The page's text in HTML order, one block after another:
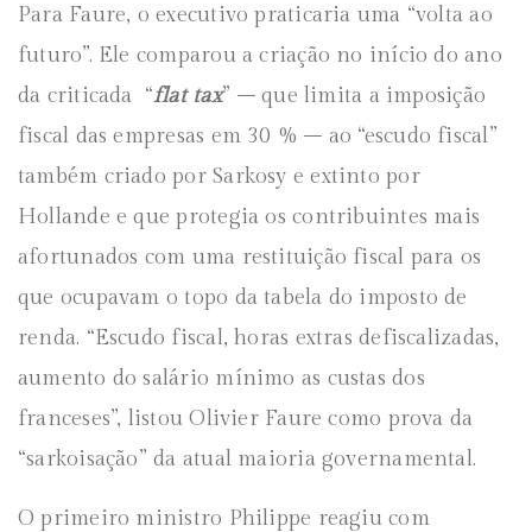
Para Faure, o executivo praticaria uma “volta ao
futuro”. Ele comparou a criação no início do ano
da criticada “flat tax” – que limita a imposição
fiscal das empresas em 30 % – ao “escudo fiscal”
também criado por Sarkosy e extinto por
Hollande e que protegia os contribuintes mais
afortunados com uma restituição fiscal para os
que ocupavam o topo da tabela do imposto de
renda. “Escudo fiscal, horas extras defiscalizadas,
aumento do salário mínimo as custas dos
franceses”, listou Olivier Faure como prova da
“sarkoisação” da atual maioria governamental.
O primeiro ministro Philippe reagiu com